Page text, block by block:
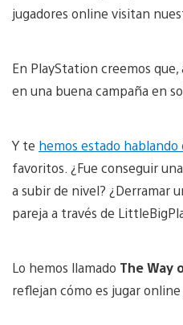
jugadores online visitan
En PlayStation creemos
en una buena campaña en
Y te hemos estado
favoritos. ¿Fue conseguir
a subir de nivel? ¿Derramar
pareja a través de
Lo hemos llamado The Way
reflejan cómo es jugar online